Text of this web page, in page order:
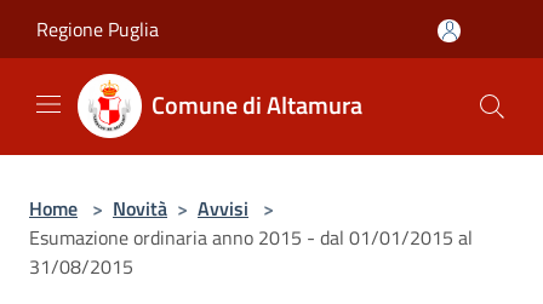
Regione Puglia
Comune di Altamura
Home > Novità > Avvisi >
Esumazione ordinaria anno 2015 - dal 01/01/2015 al
31/08/2015